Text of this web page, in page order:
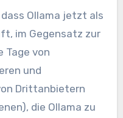
Ollama jetzt als
im Gegensatz zur
Tage von
und
Drittanbietern
die Ollama zu